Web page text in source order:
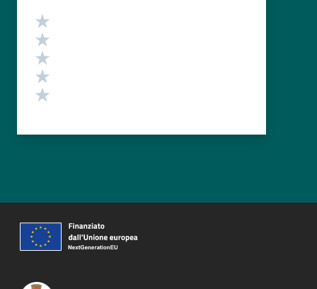
Valutazione